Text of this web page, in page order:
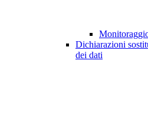
Dichiarazioni
dei dati